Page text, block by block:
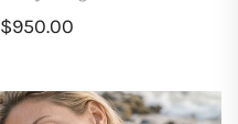
$950.00